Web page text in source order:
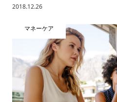
2018.12.26
マネーケア